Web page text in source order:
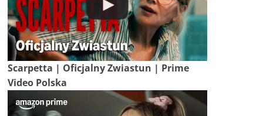
Scarpetta | Oficjalny Zwiastun | Prime
Video Polska